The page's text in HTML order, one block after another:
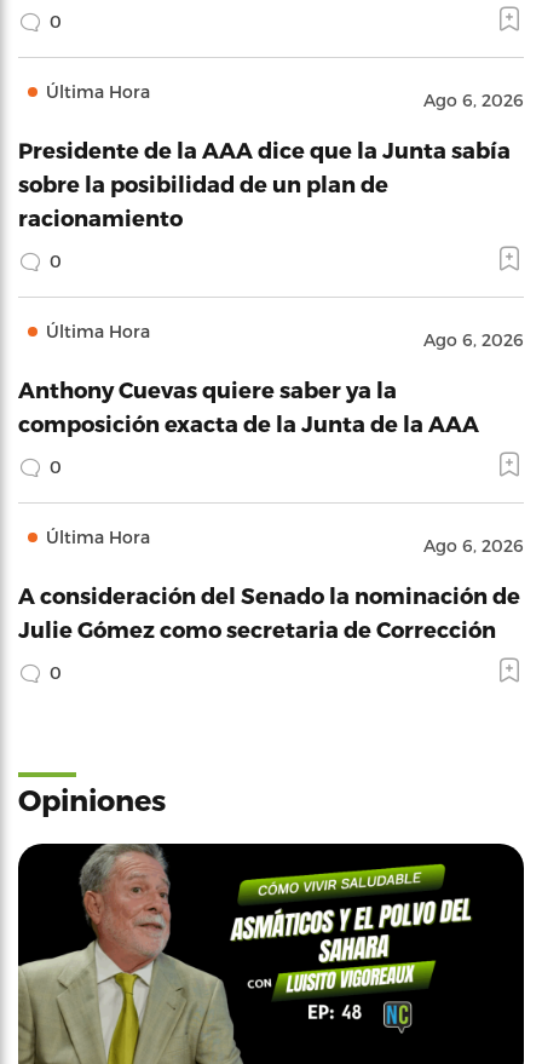
0
Última Hora Ago 6, 2026
Presidente de la AAA dice que la Junta sabía
sobre la posibilidad de un plan de
racionamiento
0
Última Hora Ago 6, 2026
Anthony Cuevas quiere saber ya la
composición exacta de la Junta de la AAA
0
Última Hora Ago 6, 2026
A consideración del Senado la nominación de
Julie Gómez como secretaria de Corrección
0
Opiniones